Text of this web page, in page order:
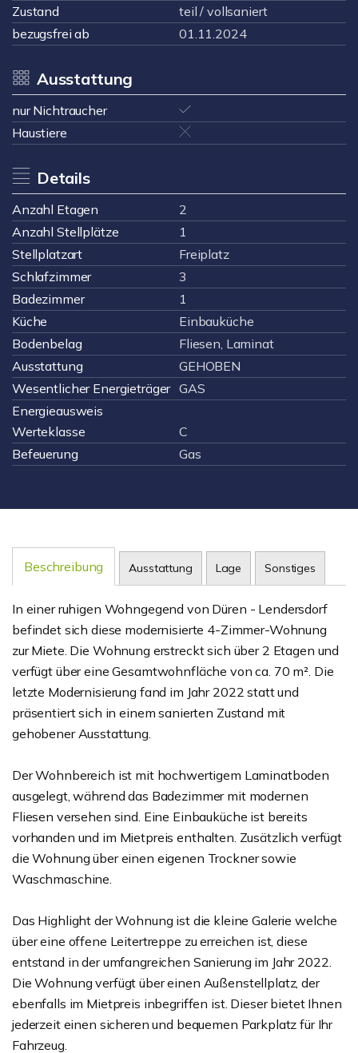
Zustand
teil / vollsaniert
bezugsfrei ab
01.11.2024
Ausstattung
nur Nichtraucher
Haustiere
Details
Anzahl Etagen
2
Anzahl Stellplätze
1
Stellplatzart
Freiplatz
Schlafzimmer
3
Badezimmer
1
Küche
Einbauküche
Bodenbelag
Fliesen, Laminat
Ausstattung
GEHOBEN
Wesentlicher Energieträger GAS
Energieausweis
Werteklasse
C
Befeuerung
Gas
Beschreibung Ausstattung Lage Sonstiges
In einer ruhigen Wohngegend von Düren - Lendersdorf
befindet sich diese modernisierte 4-Zimmer-Wohnung
zur Miete. Die Wohnung erstreckt sich über 2 Etagen und
verfügt über eine Gesamtwohnfläche von ca. 70 m². Die
letzte Modernisierung fand im Jahr 2022 statt und
präsentiert sich in einem sanierten Zustand mit
gehobener Ausstattung.
Der Wohnbereich ist mit hochwertigem Laminatboden
ausgelegt, während das Badezimmer mit modernen
Fliesen versehen sind. Eine Einbauküche ist bereits
vorhanden und im Mietpreis enthalten. Zusätzlich verfügt
die Wohnung über einen eigenen Trockner sowie
Waschmaschine.
Das Highlight der Wohnung ist die kleine Galerie welche
über eine offene Leitertreppe zu erreichen ist, diese
entstand in der umfangreichen Sanierung im Jahr 2022.
Die Wohnung verfügt über einen Außenstellplatz, der
ebenfalls im Mietpreis inbegriffen ist. Dieser bietet Ihnen
jederzeit einen sicheren und bequemen Parkplatz für Ihr
Fahrzeug.